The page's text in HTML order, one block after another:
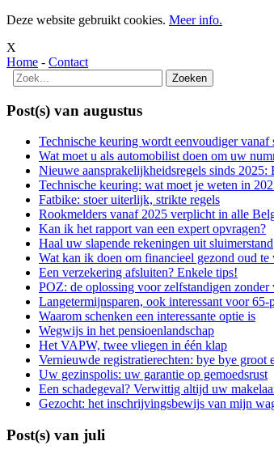
Deze website gebruikt cookies. Meer info.
X
Home - Contact
Post(s) van augustus
Technische keuring wordt eenvoudiger vanaf
Wat moet u als automobilist doen om uw
Nieuwe aansprakelijkheidsregels sinds
Technische keuring: wat moet je weten in
Fatbike: stoer uiterlijk, strikte regels
Rookmelders vanaf 2025 verplicht in alle
Kan ik het rapport van een expert opvragen?
Haal uw slapende rekeningen uit sluimerstand
Wat kan ik doen om financieel gezond oud te
Een verzekering afsluiten? Enkele tips!
POZ: de oplossing voor zelfstandigen zonder
Langetermijnsparen, ook interessant voor 65-
Waarom schenken een interessante optie is
Wegwijs in het pensioenlandschap
Het VAPW, twee vliegen in één klap
Vernieuwde registratierechten: bye bye groot
Uw gezinspolis: uw garantie op gemoedsrust
Een schadegeval? Verwittig altijd uw
Gezocht: het inschrijvingsbewijs van mijn
Post(s) van juli